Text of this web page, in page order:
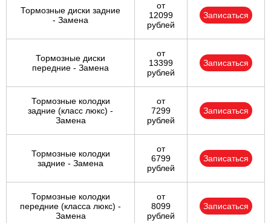
Тормозные диски задние
- Замена
от
12099
рублей
Записаться
Тормозные диски
передние - Замена
от
13399
рублей
Записаться
Тормозные колодки
задние (класс люкс) -
Замена
от
7299
рублей
Записаться
Тормозные колодки
задние - Замена
от
6799
рублей
Записаться
Тормозные колодки
передние (класса люкс) -
Замена
от
8099
рублей
Записаться